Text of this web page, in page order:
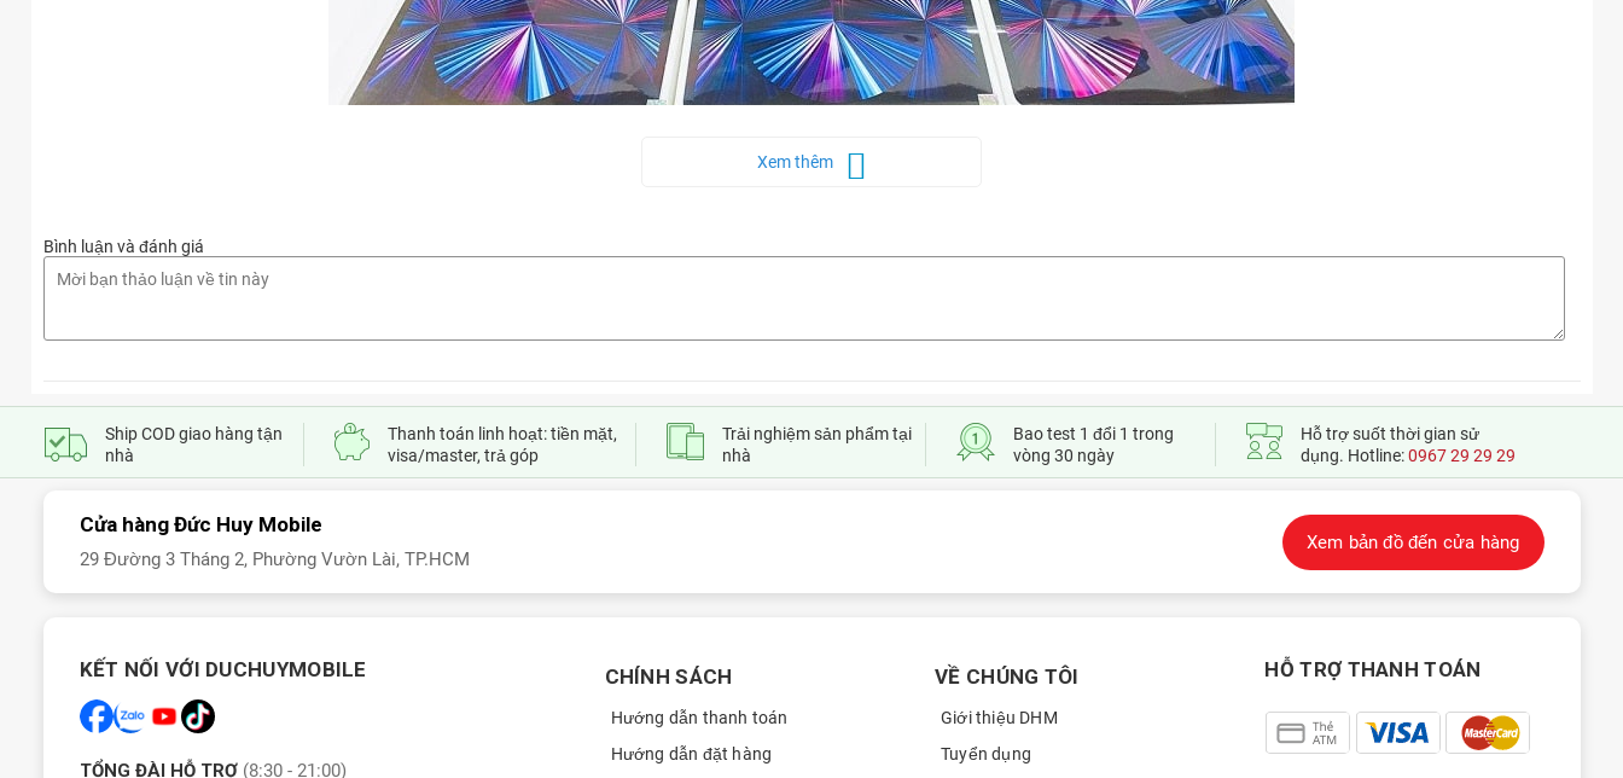
Cùng Đức Huy Mobile khám phá xem chiếc tabletiPad Pro 11 inch 2021 M1này có những ưu điểm và tính năng nổi bật gì qua bài viết dưới đây nhé.
Xem thêm
Bình luận và đánh giá
Ship COD giao hàng tận
nhà
Thanh toán linh hoạt: tiền mặt,
visa/master, trả góp
Trải nghiệm sản phẩm tại
nhà
Bao test 1 đổi 1 trong
vòng 30 ngày
Hỗ trợ suốt thời gian sử
dụng. Hotline:0967 29 29 29
Cửa hàng Đức Huy Mobile
29 Đường 3 Tháng 2, Phường Vườn Lài, TP.HCM
Xem bản đồ đến cửa hàng
KẾT NỐI VỚI DUCHUYMOBILE
TỔNG ĐÀI HỖ TRỢ (8:30 - 21:00)
CHÍNH SÁCH
Hướng dẫn thanh toán
Hướng dẫn đặt hàng
VỀ CHÚNG TÔI
Giới thiệu DHM
Tuyển dụng
HỖ TRỢ THANH TOÁN